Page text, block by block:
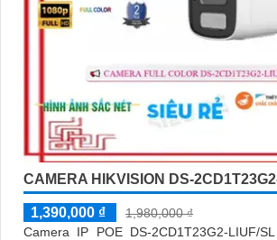
CAMERA HIKVISION DS-
1,390,000 ₫
1,980,000 ₫
Camera IP POE DS-2CD1T23G2-LIUF/